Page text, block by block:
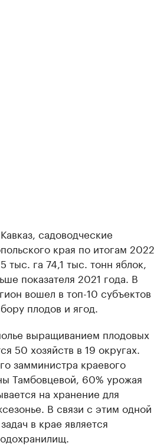
садоводческие
края по итогам 2022
тыс. га 74,1 тыс. тонн яблок,
показателя 2021 года. В
вошел в топ-10 субъектов
плодов и ягод.
выращиванием плодовых
50 хозяйств в 19 округах.
замминистра краевого
Тамбовцевой, 60% урожая
на хранение для
В связи с этим одной
в крае является